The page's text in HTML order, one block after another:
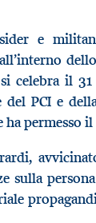
e
celebra il
PCI e
ha permesso
sulla